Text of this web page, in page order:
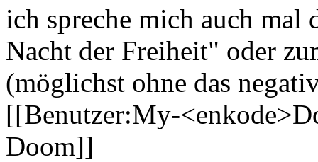
ich spreche mich auch mal
Nacht der Freiheit" oder
(möglichst ohne das
[[Benutzer:My-
Doom]]